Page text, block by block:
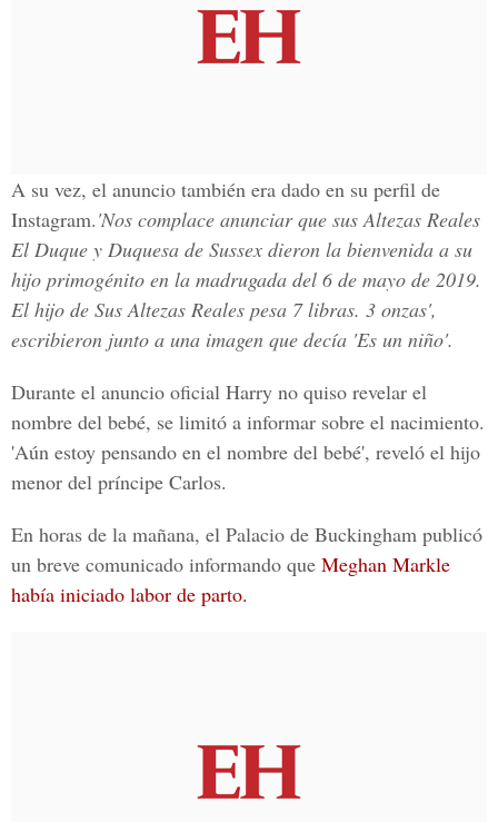
A su vez, el anuncio también era dado en su perfil de
Instagram.'Nos complace anunciar que sus Altezas Reales
El Duque y Duquesa de Sussex dieron la bienvenida a su
hijo primogénito en la madrugada del 6 de mayo de 2019.
El hijo de Sus Altezas Reales pesa 7 libras. 3 onzas',
escribieron junto a una imagen que decía 'Es un niño'.
Durante el anuncio oficial Harry no quiso revelar el
nombre del bebé, se limitó a informar sobre el nacimiento.
'Aún estoy pensando en el nombre del bebé', reveló el hijo
menor del príncipe Carlos.
En horas de la mañana, el Palacio de Buckingham publicó
un breve comunicado informando que Meghan Markle
había iniciado labor de parto.